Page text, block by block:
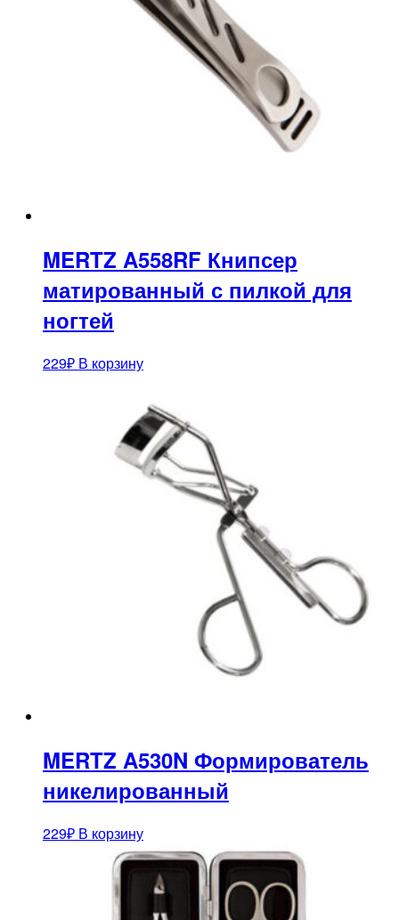
MERTZ A558RF Книпсер
матированный с пилкой для
ногтей
229₽ В корзину
MERTZ A530N Формирователь
никелированный
229₽ В корзину